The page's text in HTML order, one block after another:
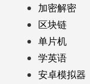
加密解密
区块链
单片机
学英语
安卓模拟器